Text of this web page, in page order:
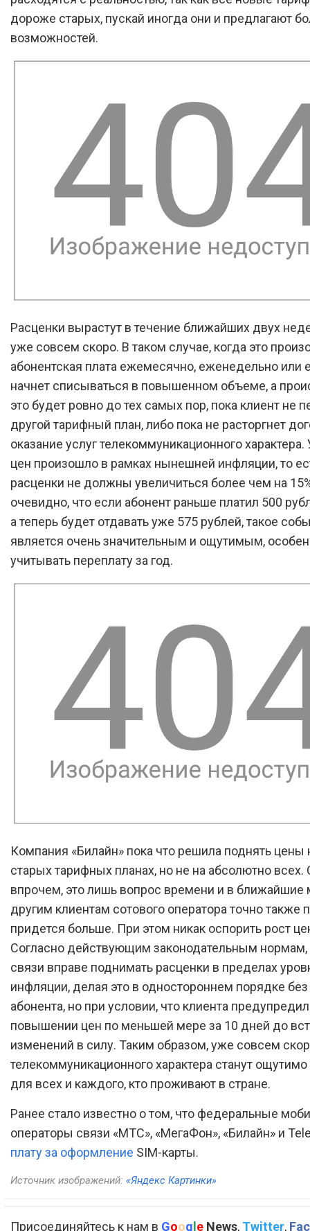
дороже старых, пускай иногда они и предлагают
возможностей.
Расценки вырастут в течение ближайших двух
уже совсем скоро. В таком случае, когда это
абонентская плата ежемесячно, еженедельно или
начнет списываться в повышенном объеме, а
это будет ровно до тех самых пор, пока клиент не
другой тарифный план, либо пока не расторгнет
оказание услуг телекоммуникационного
цен произошло в рамках нынешней инфляции, то
расценки не должны увеличиться более чем на
очевидно, что если абонент раньше платил 500
а теперь будет отдавать уже 575 рублей, такое
является очень значительным и ощутимым,
учитывать переплату за год.
Компания «Билайн» пока что решила поднять цены
старых тарифных планах, но не на абсолютно всех.
впрочем, это лишь вопрос времени и в
другим клиентам сотового оператора точно также
придется больше. При этом никак оспорить рост
Согласно действующим законодательным
связи вправе поднимать расценки в пределах
инфляции, делая это в одностороннем порядке без
абонента, но при условии, что клиента
повышении цен по меньшей мере за 10 дней до
изменений в силу. Таким образом, уже совсем
телекоммуникационного характера станут
для всех и каждого, кто проживают в стране.
Ранее стало известно о том, что федеральные
операторы связи «МТС», «МегаФон», «Билайн» и
плату за оформление SIM-карты.
Источник изображений: «Яндекс Картинки»
Присоединяйтесь к нам в Google News, Twitter,